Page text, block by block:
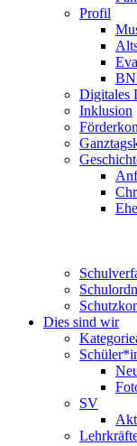
Profil
Digitales
Inklusion
Dies sind wir
SV